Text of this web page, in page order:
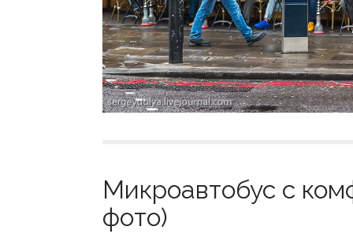
Микроавтобус с
фото)